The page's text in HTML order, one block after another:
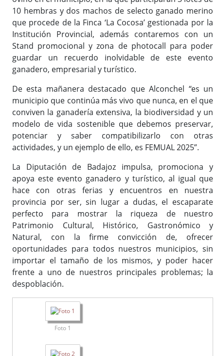
10 hembras y dos machos de selecto ganado merino
que procede de la Finca ‘La Cocosa’ gestionada por la
Institución Provincial, además contaremos con un
Stand promocional y zona de photocall para poder
guardar un recuerdo inolvidable de este evento
ganadero, empresarial y turístico.
De esta mañanera destacado que Alconchel “es un
municipio que continúa más vivo que nunca, en el que
conviven la ganadería extensiva, la biodiversidad y un
modelo de vida sostenible que debemos preservar,
potenciar y saber compatibilizarlo con otras
actividades, y un ejemplo de ello, es FEMUAL 2025”.
La Diputación de Badajoz impulsa, promociona y
apoya este evento ganadero y turístico, al igual que
hace con otras ferias y encuentros en nuestra
provincia por ser, sin lugar a dudas, el escaparate
perfecto para mostrar la riqueza de nuestro
Patrimonio Cultural, Histórico, Gastronómico y
Natural, con la firme convicción de, ofrecer
oportunidades para todos nuestros municipios, sin
importar el tamaño de los mismos, y poder hacer
frente a uno de nuestros principales problemas; la
despoblación.
Foto 1